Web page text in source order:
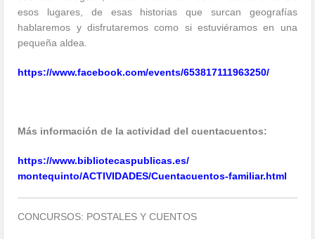
esos lugares, de esas historias que surcan geografías
hablaremos y disfrutaremos como si estuviéramos en una
pequeña aldea.
https://www.facebook.com/events/653817111963250/
Más información de la actividad del cuentacuentos:
https://www.bibliotecaspublicas.es/
montequinto/ACTIVIDADES/Cuentacuentos-familiar.html
CONCURSOS: POSTALES Y CUENTOS